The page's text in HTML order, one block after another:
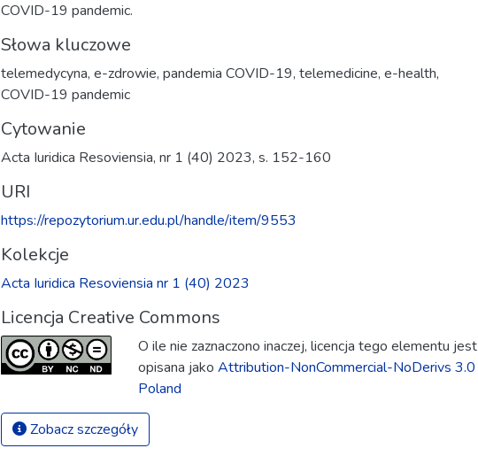
COVID-19 pandemic.
Słowa kluczowe
telemedycyna, e-zdrowie, pandemia COVID-19, telemedicine, e-health,
COVID-19 pandemic
Cytowanie
Acta Iuridica Resoviensia, nr 1 (40) 2023, s. 152-160
URI
https://repozytorium.ur.edu.pl/handle/item/9553
Kolekcje
Acta Iuridica Resoviensia nr 1 (40) 2023
Licencja Creative Commons
O ile nie zaznaczono inaczej, licencja tego elementu jest
opisana jako Attribution-NonCommercial-NoDerivs 3.0
Poland
Zobacz szczegóły